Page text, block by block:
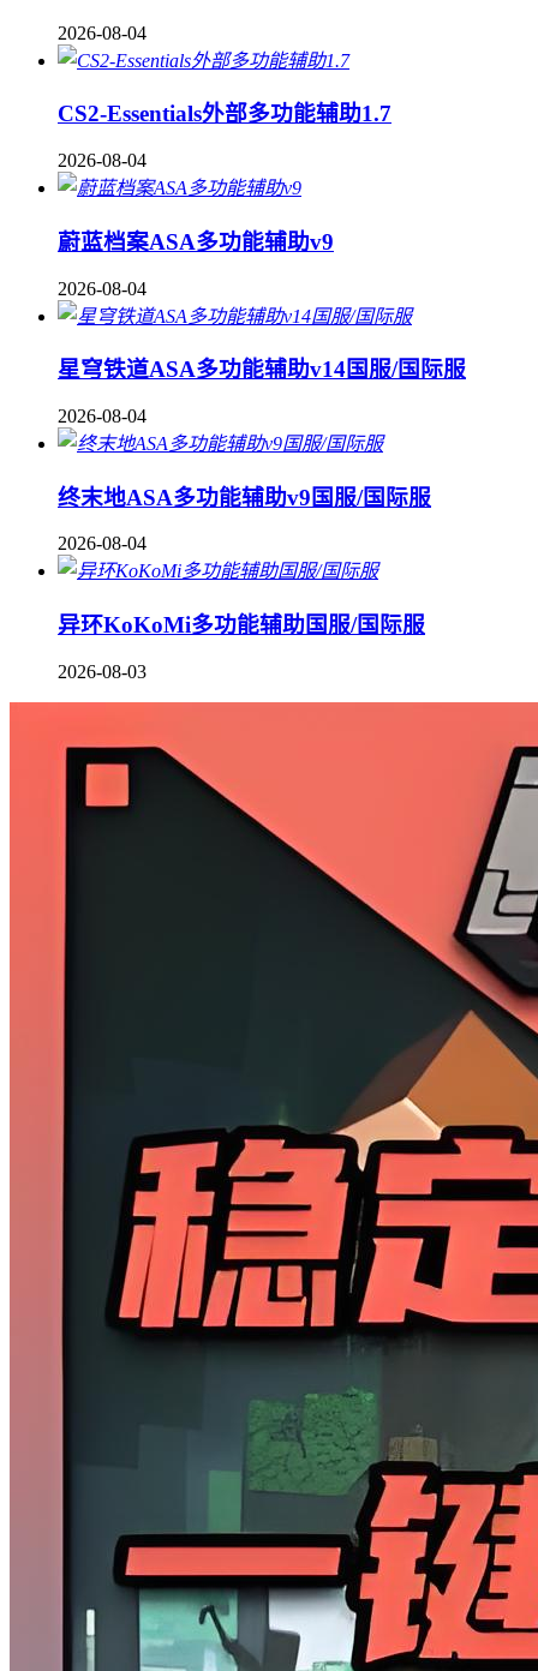
2026-08-04
CS2-Essentials外部多功能辅助1.7
2026-08-04
蔚蓝档案ASA多功能辅助v9
2026-08-04
星穹铁道ASA多功能辅助v14国服/国际服
2026-08-04
终末地ASA多功能辅助v9国服/国际服
2026-08-04
异环KoKoMi多功能辅助国服/国际服
2026-08-03